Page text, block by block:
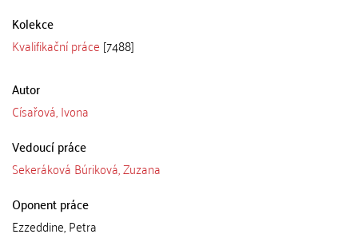
Kolekce
Kvalifikační práce [7488]
Autor
Císařová, Ivona
Vedoucí práce
Sekeráková Búriková, Zuzana
Oponent práce
Ezzeddine, Petra